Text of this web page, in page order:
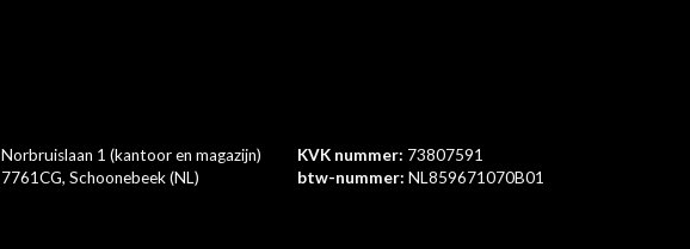
Norbruislaan 1 (kantoor en magazijn)
7761CG, Schoonebeek (NL)
KVK nummer: 73807591
btw-nummer: NL859671070B01